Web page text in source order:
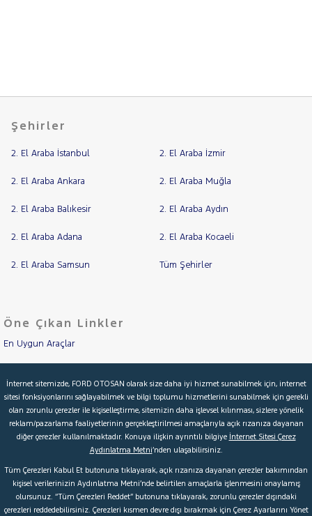
Şehirler
2. El Araba İstanbul 2. El Araba İzmir
2. El Araba Ankara 2. El Araba Muğla
2. El Araba Balıkesir 2. El Araba Aydın
2. El Araba Adana 2. El Araba Kocaeli
2. El Araba Samsun Tüm Şehirler
Öne Çıkan Linkler
En Uygun Araçlar
İkinci El Garanti
Kampanyalar
Kredi Hesaplama & Başvuru
© 2026 Ford Türkiye Ford Kurumsal Hakkımızda
İnternet sitemizde, FORD OTOSAN olarak size daha iyi hizmet sunabilmek için, internet
sitesi fonksiyonlarını sağlayabilmek ve bilgi toplumu hizmetlerini sunabilmek için gerekli
olan zorunlu çerezler ile kişiselleştirme, sitemizin daha işlevsel kılınması, sizlere yönelik
reklam/pazarlama faaliyetlerinin gerçekleştirilmesi amaçlarıyla açık rızanıza dayanan
diğer çerezler kullanılmaktadır. Konuya ilişkin ayrıntılı bilgiye İnternet Sitesi Çerez
Aydınlatma Metni’nden ulaşabilirsiniz.
Tüm Çerezleri Kabul Et butonuna tıklayarak, açık rızanıza dayanan çerezler bakımından
kişisel verilerinizin Aydınlatma Metni’nde belirtilen amaçlarla işlenmesini onaylamış
olursunuz. “Tüm Çerezleri Reddet” butonuna tıklayarak, zorunlu çerezler dışındaki
çerezleri reddedebilirsiniz. Çerezleri kısmen devre dışı bırakmak için Çerez Ayarlarını Yönet